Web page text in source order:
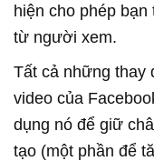
hiện cho phép bạn
từ người xem.
Tất cả những thay
video của
dụng nó để giữ
tạo (một phần để